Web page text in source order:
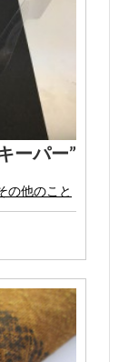
ーパー”
の他のこと